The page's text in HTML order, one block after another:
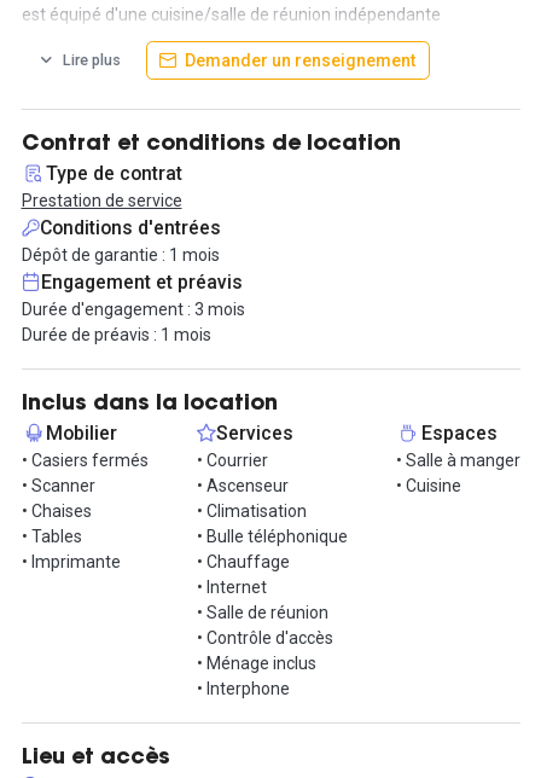
est équipé d'une cuisine/salle de réunion indépendante
entièrement équipée pour vos besoins.
est de 2100€ HT/ mois charges comprises. Vous pourrez ainsi
bénéficier d'un espace de travail indépendant, spacieux et
confortable, avec tous les équipements nécessaires pour mener
à bien vos projets.
L'espace vous donne accès aux espaces communs du plateau
avec une deuxième cuisine, une salle de réunion et un callbox.
Vous aurez accès à de nombreux services : connexion internet
haut débit, imprimante/scanner, réception du courrier, etc.
N'hésitez pas à nous contacter dès maintenant pour organiser
une visite de ce bureau et découvrir toutes les fonctionnalités
qu'il offre. Nous serons ravis de répondre à toutes vos questions
et de vous accompagner dans votre projet professionnel.
Informations complémentaires sur cet espace de
travail
Accès transports :
M1 Vieux-Port
T1 Noailles, T2 Canebière Capucins & T3 Cours Saint-Louis
Bus 49, 55, 60, 82, 83, 518, 521, 540 & 583
Lire plus Demander un renseignement
Contrat et conditions de location
Type de contrat
Prestation de service
Conditions d'entrées
Dépôt de garantie : 1 mois
Engagement et préavis
Durée d'engagement : 3 mois
Durée de préavis : 1 mois
Inclus dans la location
Mobilier
• Casiers fermés
• Scanner
• Chaises
• Tables
• Imprimante
Services
• Courrier
• Ascenseur
• Climatisation
• Bulle téléphonique
• Chauffage
• Internet
• Salle de réunion
• Contrôle d'accès
• Ménage inclus
• Interphone
Espaces
• Salle à manger
• Cuisine
Lieu et accès